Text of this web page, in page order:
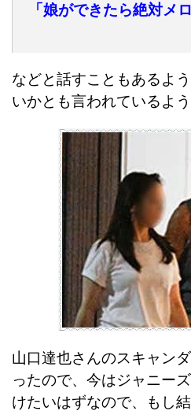
「娘ができたら絶対メ
などと話すこともあるよ
いかとも言われているよう
山口達也さんのスキャン
ったので、今はジャニー
けたいはずなので、もし